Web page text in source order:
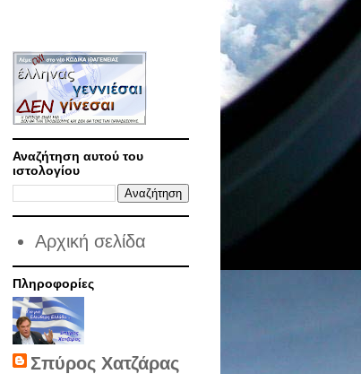
Αναζήτηση αυτού του
ιστολογίου
Αρχική σελίδα
Πληροφορίες
Σπύρος Χατζάρας